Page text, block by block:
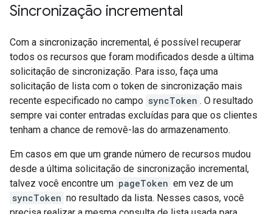
Sincronização incremental
Com a sincronização incremental, é possível recuperar
todos os recursos que foram modificados desde a última
solicitação de sincronização. Para isso, faça uma
solicitação de lista com o token de sincronização mais
recente especificado no campo syncToken . O resultado
sempre vai conter entradas excluídas para que os clientes
tenham a chance de removê-las do armazenamento.
Em casos em que um grande número de recursos mudou
desde a última solicitação de sincronização incremental,
talvez você encontre um pageToken em vez de um
syncToken no resultado da lista. Nesses casos, você